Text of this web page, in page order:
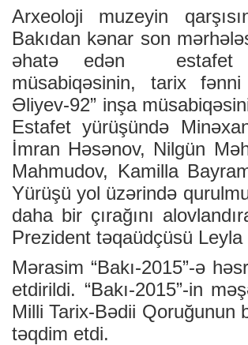
Arxeoloji muzeyin
Bakıdan kənar son
əhatə edən estafet
müsabiqəsinin, tarix
Əliyev-92” inşa
Estafet yürüşündə
İmran Həsənov, Nilgün
Mahmudov, Kamilla
Yürüşü yol üzərində
daha bir çırağını
Prezident təqaüdçüsü Leyla
Mərasim “Bakı-2015”-ə
etdirildi. “Bakı-2015”-in
Milli Tarix-Bədii Qoruğunun
təqdim etdi.